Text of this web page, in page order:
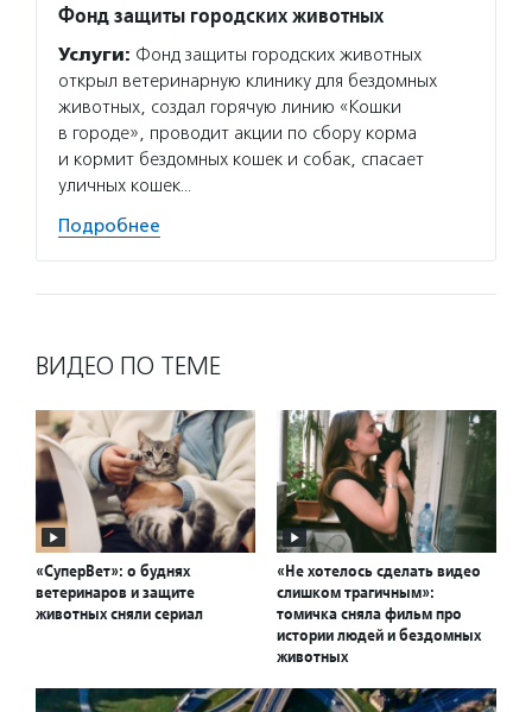
Фонд защиты городских животных
Услуги: Фонд защиты городских животных
открыл ветеринарную клинику для бездомных
животных, создал горячую линию «Кошки
в городе», проводит акции по сбору корма
и кормит бездомных кошек и собак, спасает
уличных кошек…
Подробнее
ВИДЕО ПО ТЕМЕ
«СуперВет»: о буднях
ветеринаров и защите
животных сняли сериал
«Не хотелось сделать видео
слишком трагичным»:
томичка сняла фильм про
истории людей и бездомных
животных